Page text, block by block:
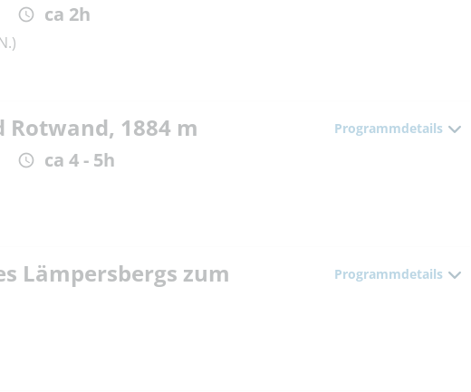
ca 2h
Rotwand, 1884 m Programmdetails
ca 4 - 5h
Lämpersbergs zum
Programmdetails